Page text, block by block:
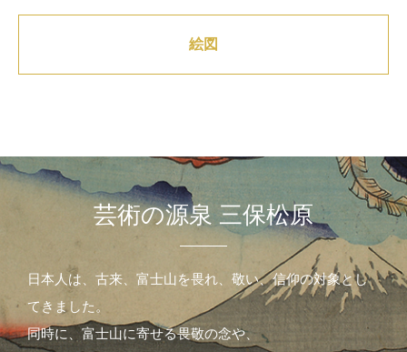
絵図
芸術の源泉 三保松原
日本人は、古来、富士山を畏れ、敬い、信仰の対象とし
てきました。
同時に、富士山に寄せる畏敬の念や、